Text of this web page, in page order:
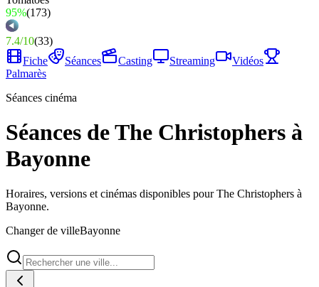
95%(173)
7.4/10(33)
Fiche
Séances Casting Streaming
Vidéos
Palmarès
Séances cinéma
Séances de The Christophers à
Bayonne
Horaires, versions et cinémas disponibles pour The Christophers à
Bayonne.
Changer de villeBayonne